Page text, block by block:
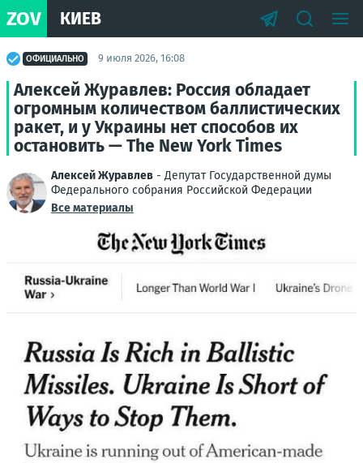
ZOV КИЕВ
ОФИЦИАЛЬНО 9 июля 2026, 16:08
Алексей Журавлев: Россия обладает
огромным количеством баллистических
ракет, и у Украины нет способов их
остановить — The New York Times
Алексей Журавлев - Депутат Государственной думы
Федерального собрания Российской Федерации
Все материалы